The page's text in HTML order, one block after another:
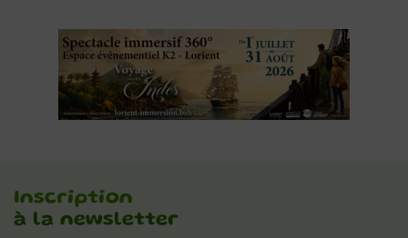
Inscription
à la newsletter